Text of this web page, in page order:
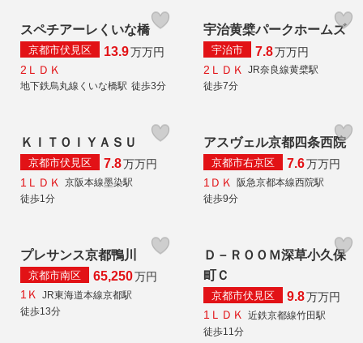
スペチアーレくいな橋
京都市伏見区 13.9万万円
2ＬＤＫ
地下鉄烏丸線くいな橋駅 徒歩3分
宇治黄檗パークホームズ
宇治市 7.8万万円
2ＬＤＫ
JR奈良線黄檗駅
徒歩7分
ＫＩＴＯＩＹＡＳＵ
京都市伏見区 7.8万万円
1ＬＤＫ
京阪本線墨染駅
徒歩1分
アスヴェル京都四条西院
京都市右京区 7.6万万円
1ＤＫ
阪急京都本線西院駅
徒歩9分
プレサンス京都鴨川
京都市南区 65,250万円
1Ｋ JR東海道本線京都駅
徒歩13分
Ｄ－ＲＯＯＭ深草小久保
町Ｃ
京都市伏見区 9.8万万円
1ＬＤＫ 近鉄京都線竹田駅
徒歩11分